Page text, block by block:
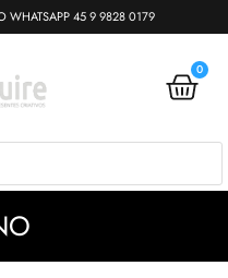
WHATSAPP 45 9 9828 0179
0